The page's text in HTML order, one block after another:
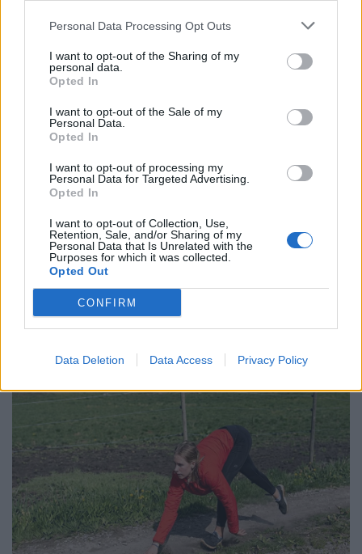
Personal Data Processing Opt Outs
I want to opt-out of the Sharing of my
personal data.
Opted In
I want to opt-out of the Sale of my
Personal Data.
Opted In
I want to opt-out of processing my
Personal Data for Targeted Advertising.
Opted In
I want to opt-out of Collection, Use,
Retention, Sale, and/or Sharing of my
Personal Data that Is Unrelated with the
Purposes for which it was collected.
Opted Out
CONFIRM
Data Deletion Data Access Privacy Policy
Classifica Serie A2 -
Girone 4
27 - Unione Rugby Firenze
25 - Livorno Rugby S.R.L.
24 - Rugby Roma Olimpic Club 1930
17 - Civitavecchia Rugby
10 - Primavera Rugby
10 - La Rugby L'Aquila
10 - Rugby Napoli Afragola
9 - Polisportiva Paganica Rugby
0 - Villa Pamphili Rugby Football Club